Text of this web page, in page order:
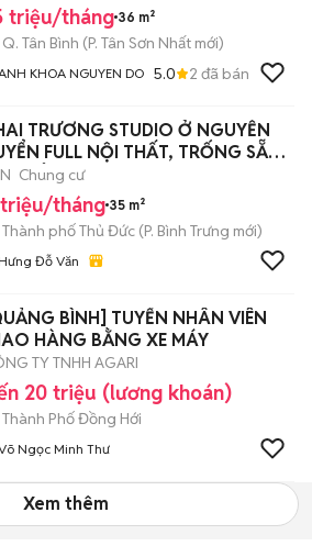
triệu/tháng 36 m²
Q. Tân Bình (P. Tân Sơn Nhất mới)
KHOA NGUYEN DO 5.0 2 đã bán
TRƯƠNG STUDIO Ở NGUYỄN
FULL NỘI THẤT, TRỐNG SẴN -
CÔNG
Chung cư
tháng 35 m²
Thành phố Thủ Đức (P. Bình Trưng mới)
Đỗ Văn
BÌNH] TUYỂN NHÂN VIÊN
HÀNG BẰNG XE MÁY
TY TNHH AGARI
20 triệu (lương khoán)
Thành Phố Đồng Hới
Ngọc Minh Thư
Xem thêm